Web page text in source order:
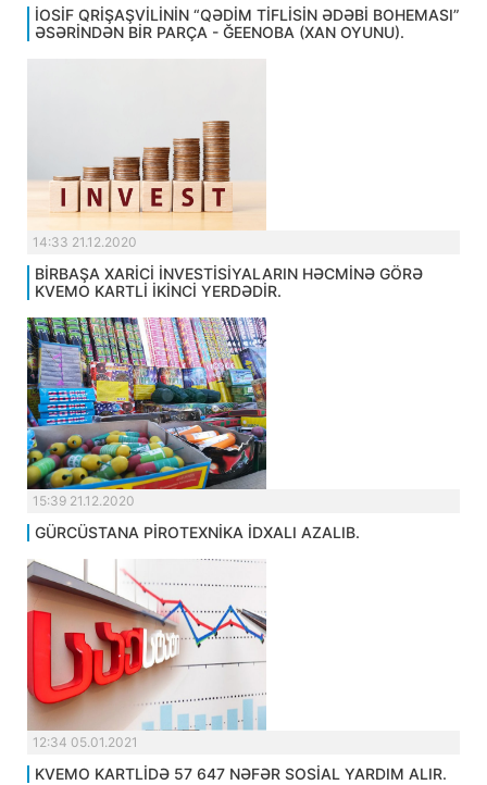
İOSİF QRİŞAŞVİLİNİN “QƏDİM TİFLİSİN ƏDƏBİ BOHEMASI”
ƏSƏRİNDƏN BİR PARÇA - ĞEENOBA (XAN OYUNU).
14:33 21.12.2020
BİRBAŞA XARİCİ İNVESTİSİYALARIN HƏCMİNƏ GÖRƏ
KVEMO KARTLİ İKİNCİ YERDƏDİR.
15:39 21.12.2020
GÜRCÜSTANA PİROTEXNİKA İDXALI AZALIB.
12:34 05.01.2021
KVEMO KARTLİDƏ 57 647 NƏFƏR SOSİAL YARDIM ALIR.